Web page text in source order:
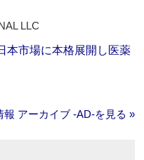
LLC
本市場に本格展開し医薬
報 アーカイブ ‐AD‐を見る »